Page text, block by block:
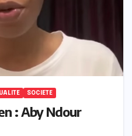
SOCIETE
: Aby Ndour